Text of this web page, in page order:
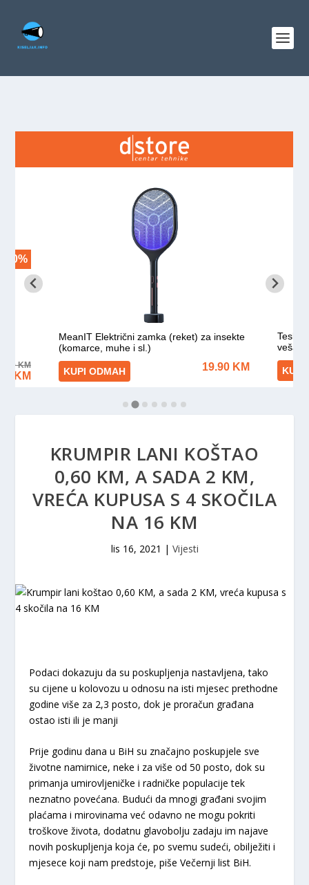
KRUMPIR LANI KOŠTAO
0,60 KM, A SADA 2 KM,
VREĆA KUPUSA S 4 SKOČILA
NA 16 KM
lis 16, 2021 | Vijesti
Podaci dokazuju da su poskupljenja nastavljena, tako
su cijene u kolovozu u odnosu na isti mjesec prethodne
godine više za 2,3 posto, dok je proračun građana
ostao isti ili je manji
Prije godinu dana u BiH su značajno poskupjele sve
životne namirnice, neke i za više od 50 posto, dok su
primanja umirovljeničke i radničke populacije tek
neznatno povećana. Budući da mnogi građani svojim
plaćama i mirovinama već odavno ne mogu pokriti
troškove života, dodatnu glavobolju zadaju im najave
novih poskupljenja koja će, po svemu sudeći, obilježiti i
mjesece koji nam predstoje, piše Večernji list BiH.